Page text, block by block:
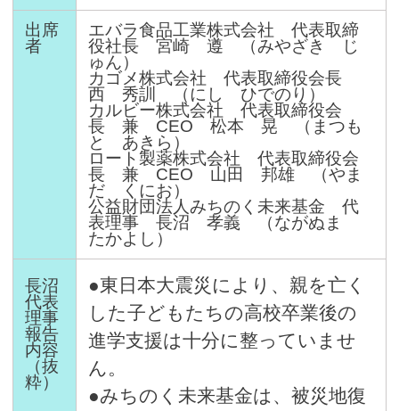
出席
者
エバラ食品工業株式会社 代表取締
役社長 宮崎 遵 （みやざき じ
ゅん）
カゴメ株式会社 代表取締役会長
西 秀訓 （にし ひでのり）
カルビー株式会社 代表取締役会
長 兼 CEO 松本 晃 （まつも
と あきら）
ロート製薬株式会社 代表取締役会
長 兼 CEO 山田 邦雄 （やま
だ くにお）
公益財団法人みちのく未来基金 代
表理事 長沼 孝義 （ながぬま
たかよし）
長沼
代表
理事
報告
内容
（抜
粋）
●東日本大震災により、親を亡く
した子どもたちの高校卒業後の
進学支援は十分に整っていませ
ん。
●みちのく未来基金は、被災地復